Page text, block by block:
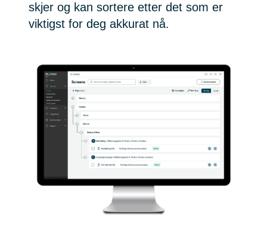
skjer og kan sortere etter det som er
viktigst for deg akkurat nå.